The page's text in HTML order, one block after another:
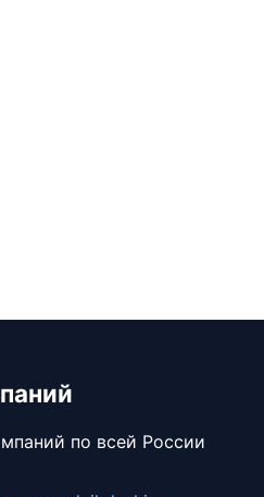
по всей России